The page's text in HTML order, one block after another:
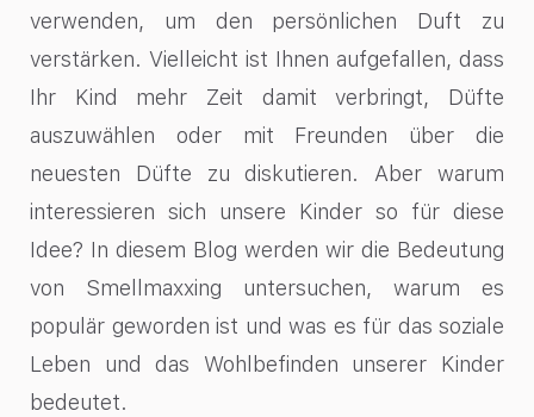
verwenden, um den persönlichen Duft zu
verstärken. Vielleicht ist Ihnen aufgefallen, dass
Ihr Kind mehr Zeit damit verbringt, Düfte
auszuwählen oder mit Freunden über die
neuesten Düfte zu diskutieren. Aber warum
interessieren sich unsere Kinder so für diese
Idee? In diesem Blog werden wir die Bedeutung
von Smellmaxxing untersuchen, warum es
populär geworden ist und was es für das soziale
Leben und das Wohlbefinden unserer Kinder
bedeutet.